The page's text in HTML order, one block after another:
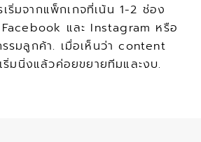
ริ่มจากแพ็กเกจที่เน้น 1-2 ช่อง
และ Instagram หรือ
รมลูกค้า. เมื่อเห็นว่า content
มนิ่งแล้วค่อยขยายทีมและงบ.